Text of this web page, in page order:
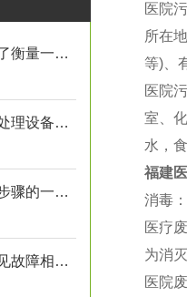
口腔牙科污水处理设备成为了衡量一家诊所是否负责任的重要标准
一文与您分享口腔牙科污水处理设备的常见问题相应解决方法
大型医院污水处理设备操作步骤的一般指南
简述医院污水处理设备的常见故障相应解决方法
医院
所在
等)、
医院
室、
水，
福建
消毒：
医疗
为消
医院